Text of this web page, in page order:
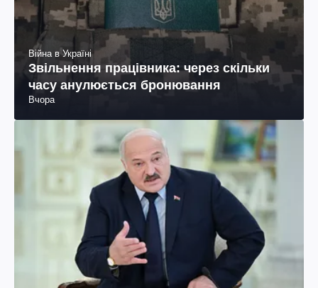
Війна в Україні
Звільнення працівника: через скільки
часу анулюється бронювання
Вчора